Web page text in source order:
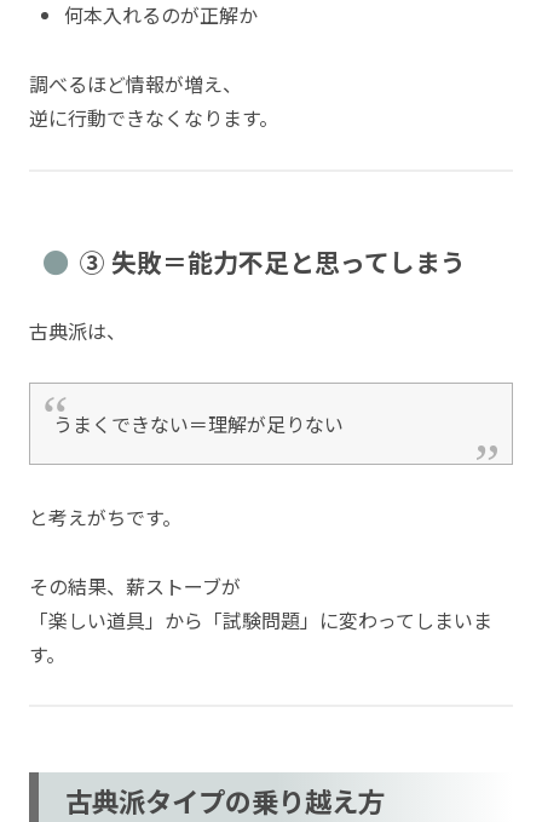
何本入れるのが正解か
調べるほど情報が増え、
逆に行動できなくなります。
③ 失敗＝能力不足と思ってしまう
古典派は、
うまくできない＝理解が足りない
と考えがちです。
その結果、薪ストーブが
「楽しい道具」から「試験問題」に変わってしまいま
す。
古典派タイプの乗り越え方